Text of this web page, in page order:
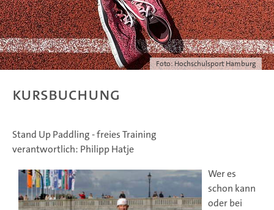
Foto: Hochschulsport Hamburg
Kursbuchung
Stand Up Paddling - freies Training
verantwortlich: Philipp Hatje
Wer es
schon kann
oder bei